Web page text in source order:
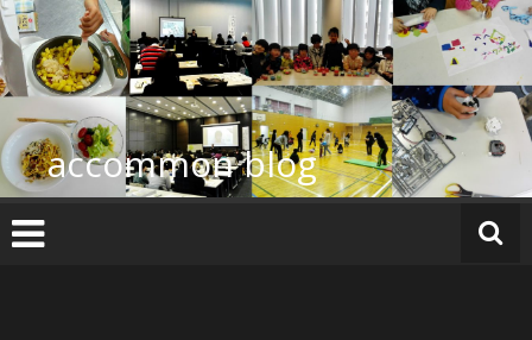
コ
ン
テ
ン
ツ
へ
ス
キ
ッ
accommon blog